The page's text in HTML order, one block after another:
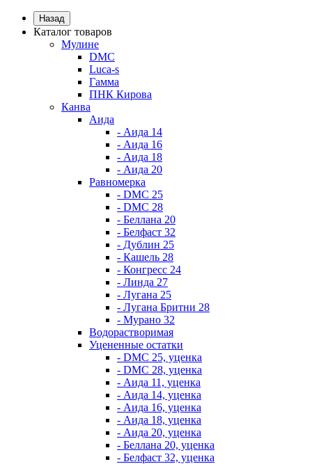
Назад
Каталог товаров
Мулине
DMC
Luca-s
Гамма
ПНК Кирова
Канва
Аида
- Аида 14
- Аида 16
- Аида 18
- Аида 20
Равномерка
- DMC 25
- DMC 28
- Беллана 20
- Белфаст 32
- Дублин 25
- Кашель 28
- Конгресс 24
- Линда 27
- Лугана 25
- Лугана Бритни 28
- Мурано 32
Водорастворимая
Уцененные остатки
- DMC 25, уценка
- DMC 28, уценка
- Аида 11, уценка
- Аида 14, уценка
- Аида 16, уценка
- Аида 18, уценка
- Аида 20, уценка
- Беллана 20, уценка
- Белфаст 32, уценка